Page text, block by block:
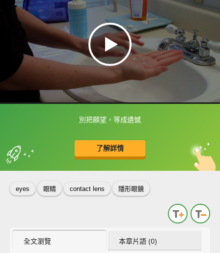
別把願望，等成遺憾
了解詳情
框選或點兩下字幕可以直接查字典喔！
收錄佳句 中
英
eyes 眼睛 contact lens 隱形眼鏡
全文瀏覽 本章片語 (0)